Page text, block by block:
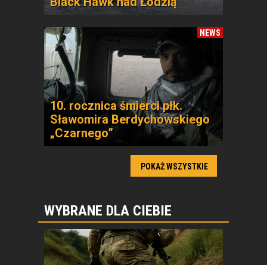
NEWS
10. rocznica śmierci płk.
Sławomira Berdychowskiego
„Czarnego”
POKAŻ WSZYSTKIE
WYBRANE DLA CIEBIE